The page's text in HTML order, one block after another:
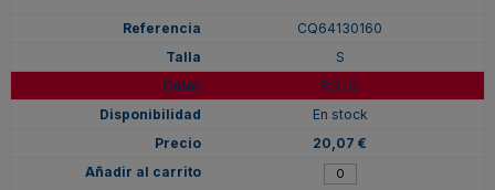
CQ64130160
S
ROJO
En stock
20,07 €